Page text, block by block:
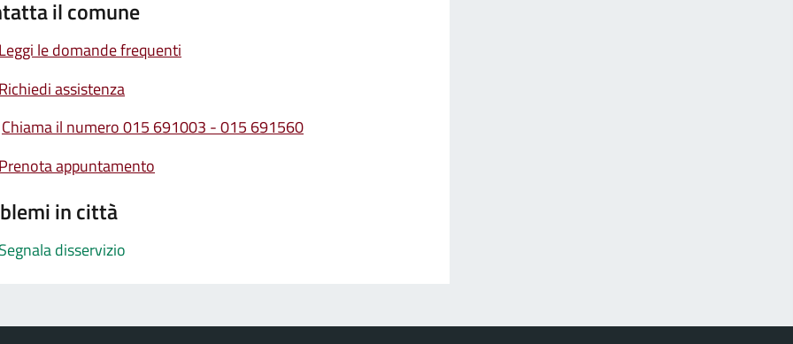
il comune
Leggi le domande frequenti
Richiedi assistenza
Chiama il numero 015 691003 - 015 691560
Prenota appuntamento
in città
Segnala disservizio